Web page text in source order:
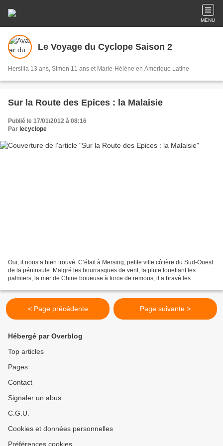
MENU
Le Voyage du Cyclope Saison 2
Hersilia 13 ans, Simon 11 ans et Marie-Hélène en Amérique Latine
Sur la Route des Epices : la Malaisie
Publié le 17/01/2012 à 08:16
Par lecyclope
Oui, il nous a bien trouvé. C’était à Mersing, petite ville côtière du Sud-Ouest
de la péninsule. Malgré les bourrasques de vent, la pluie fouettant les
palmiers, la mer de Chine boueuse à force de remous, il a bravé les
< Page précédente Page suivante >
Hébergé par Overblog
Top articles
Pages
Contact
Signaler un abus
C.G.U.
Cookies et données personnelles
Préférences cookies